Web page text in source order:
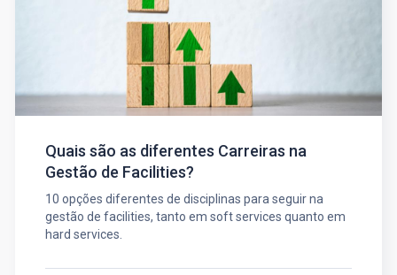
Quais são as diferentes Carreiras na
Gestão de Facilities?
10 opções diferentes de disciplinas para seguir na
gestão de facilities, tanto em soft services quanto em
hard services.